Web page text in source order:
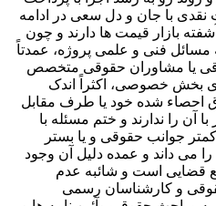
با جان و دل سعی در ادامه
بازار قیمت ها دارند و چون
فنی و علمی پروژه، عمدتاً
یا مشاوران حقوقی متخصص
بخش خصوصی، اکثراً اندک
احصاء شده خود یا طرف مقابل
آن را ندارند و ختم مسئله با
جوانب حقوقی و یا بستر
می داند و عمده دلیل آن وجود
قضایی است و شائبه عدم
و کارشناسان رسمی